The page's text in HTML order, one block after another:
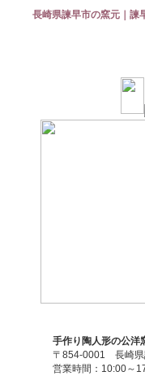
長崎県諫早市の窯元｜
手作り陶人形の公
〒854-0001 長崎県
営業時間：10:00～